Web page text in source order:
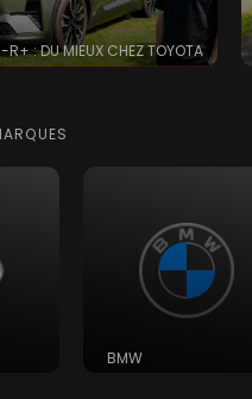
: DU MIEUX CHEZ TOYOTA
BMW